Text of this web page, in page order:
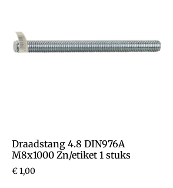
Draadstang 4.8 DIN976A
M8x1000 Zn/etiket 1 stuks
€1,00